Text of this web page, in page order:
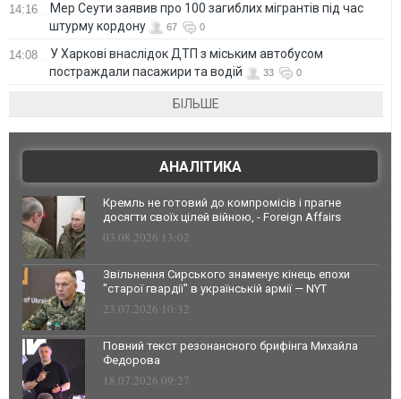
14:16
Мер Сеути заявив про 100 загиблих мігрантів під час
штурму кордону
67 0
14:08
У Харкові внаслідок ДТП з міським автобусом
постраждали пасажири та водій
33 0
БІЛЬШЕ
АНАЛІТИКА
Кремль не готовий до компромісів і прагне
досягти своїх цілей війною, - Foreign Affairs
03.08.2026 13:02
Звільнення Сирського знаменує кінець епохи
"старої гвардії" в українській армії — NYT
23.07.2026 10:32
Повний текст резонансного брифінга Михайла
Федорова
18.07.2026 09:27